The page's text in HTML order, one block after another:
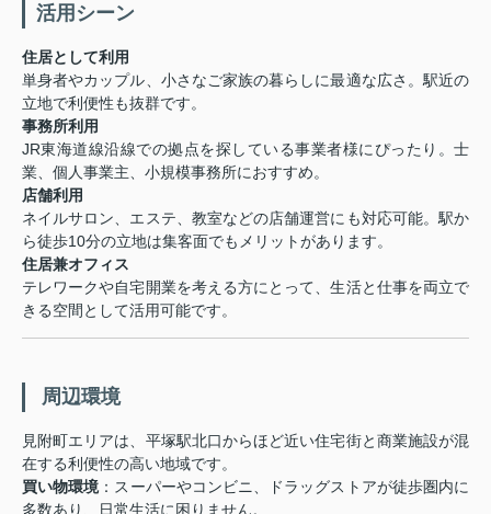
活用シーン
住居として利用
単身者やカップル、小さなご家族の暮らしに最適な広さ。駅近の
立地で利便性も抜群です。
事務所利用
JR東海道線沿線での拠点を探している事業者様にぴったり。士
業、個人事業主、小規模事務所におすすめ。
店舗利用
ネイルサロン、エステ、教室などの店舗運営にも対応可能。駅か
ら徒歩10分の立地は集客面でもメリットがあります。
住居兼オフィス
テレワークや自宅開業を考える方にとって、生活と仕事を両立で
きる空間として活用可能です。
️ 周辺環境
見附町エリアは、平塚駅北口からほど近い住宅街と商業施設が混
在する利便性の高い地域です。
買い物環境：スーパーやコンビニ、ドラッグストアが徒歩圏内に
多数あり、日常生活に困りません。